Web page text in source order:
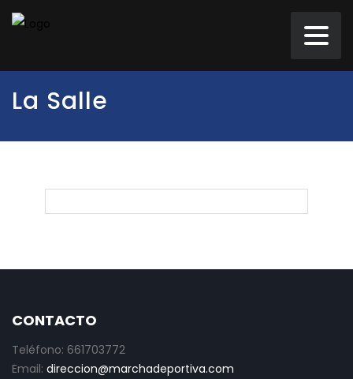
La Salle
CONTACTO
Teléfono: 661703772
Email: direccion@marchadeportiva.com